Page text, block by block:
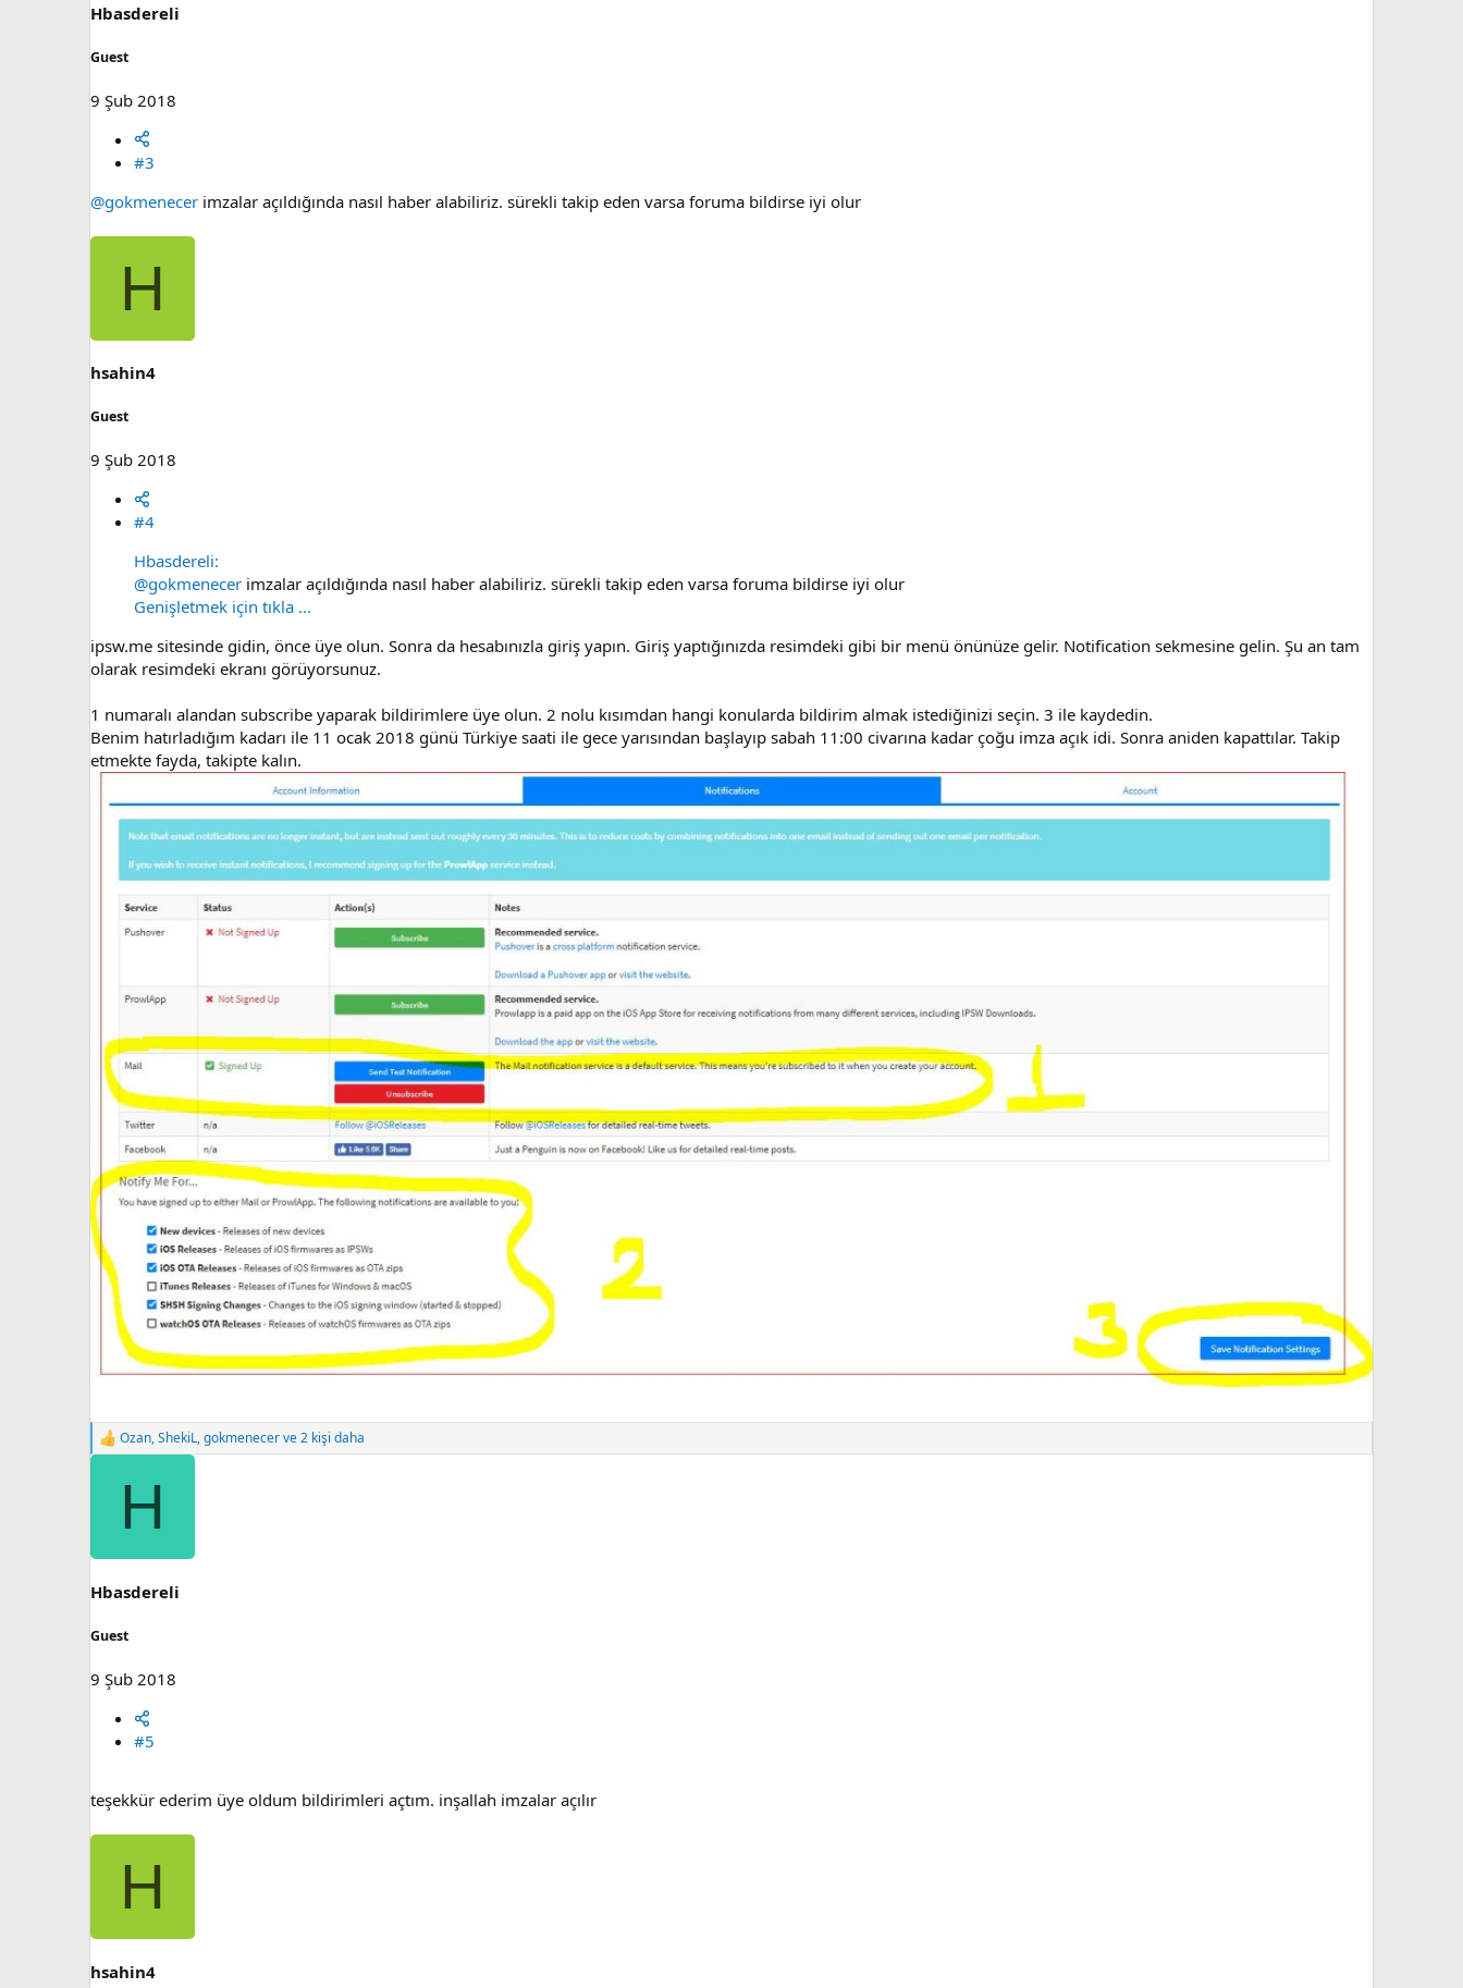
Hbasdereli
Guest
9 Şub 2018
#3
@gokmenecer imzalar açıldığında nasıl haber alabiliriz. sürekli takip eden varsa foruma bildirse iyi olur
H
hsahin4
Guest
9 Şub 2018
#4
Hbasdereli:
@gokmenecer imzalar açıldığında nasıl haber alabiliriz. sürekli takip eden varsa foruma bildirse iyi olur
Genişletmek için tıkla ...
ipsw.me sitesinde gidin, önce üye olun. Sonra da hesabınızla giriş yapın. Giriş yaptığınızda resimdeki gibi bir menü önünüze gelir. Notification sekmesine gelin. Şu an tam
olarak resimdeki ekranı görüyorsunuz.
1 numaralı alandan subscribe yaparak bildirimlere üye olun. 2 nolu kısımdan hangi konularda bildirim almak istediğinizi seçin. 3 ile kaydedin.
Benim hatırladığım kadarı ile 11 ocak 2018 günü Türkiye saati ile gece yarısından başlayıp sabah 11:00 civarına kadar çoğu imza açık idi. Sonra aniden kapattılar. Takip
etmekte fayda, takipte kalın.
R
s
:
Ozan,ShekiL,gokmenecerve 2 kişi daha
H
Hbasdereli
Guest
9 Şub 2018
#5
teşekkür ederim üye oldum bildirimleri açtım. inşallah imzalar açılır
H
hsahin4